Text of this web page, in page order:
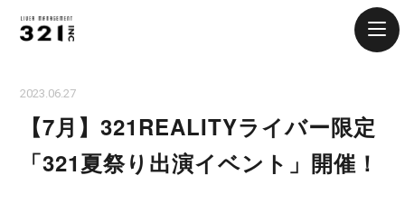
2023.06.27
【7月】321REALITYライバー限定
「321夏祭り出演イベント」開催！